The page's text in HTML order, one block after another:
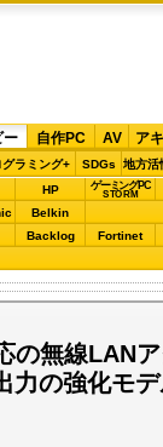
ー 自作PC AV ア
グラミング+ SDGs 地方活
HP ゲーミングPC
STORM
Belkin
Backlog Fortinet
の無線LAN
力の強化モ